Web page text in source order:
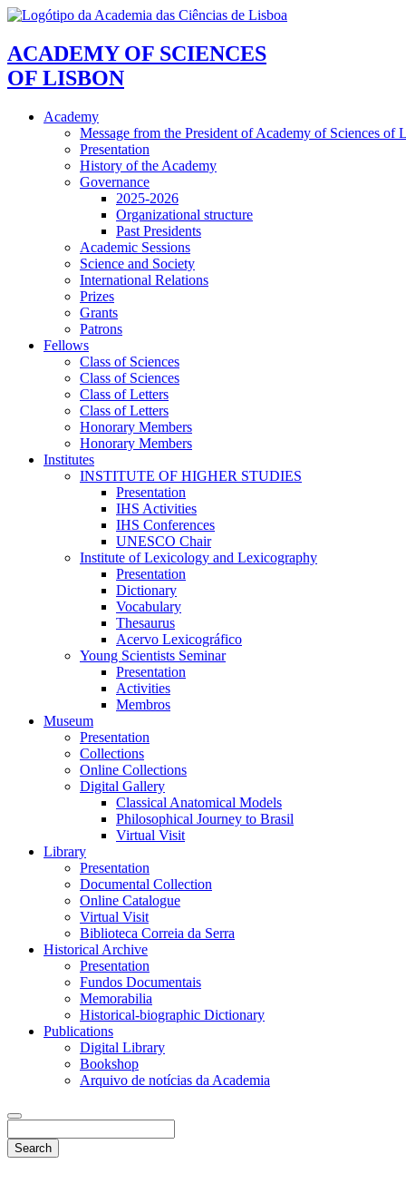
ACADEMY OF SCIENCES
OF LISBON
Academy
Message from the President of Academy of Sciences of
Presentation
History of the Academy
Governance
2025-2026
Organizational structure
Past Presidents
Academic Sessions
Science and Society
International Relations
Prizes
Grants
Patrons
Fellows
Class of Sciences
Class of Sciences
Class of Letters
Class of Letters
Honorary Members
Honorary Members
Institutes
INSTITUTE OF HIGHER STUDIES
Presentation
IHS Activities
IHS Conferences
UNESCO Chair
Institute of Lexicology and Lexicography
Presentation
Dictionary
Vocabulary
Thesaurus
Acervo Lexicográfico
Young Scientists Seminar
Presentation
Activities
Membros
Museum
Presentation
Collections
Online Collections
Digital Gallery
Classical Anatomical Models
Philosophical Journey to Brasil
Virtual Visit
Library
Presentation
Documental Collection
Online Catalogue
Virtual Visit
Biblioteca Correia da Serra
Historical Archive
Presentation
Fundos Documentais
Memorabilia
Historical-biographic Dictionary
Publications
Digital Library
Bookshop
Arquivo de notícias da Academia